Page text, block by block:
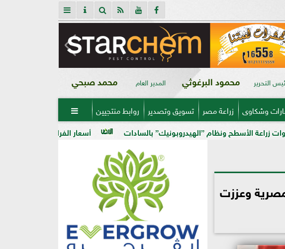
التحرير محمود البرغوثي المدير العام محمد صبحي
وشكاوى زراعة مصر تسويق وتصدير روابط منتجيين 
أسعار الفراخ البيضاء في مصر اليوم الخميس 6 - 8 - 2026 ”الهيدروبونيك” بالسادات
المصرية وعززت